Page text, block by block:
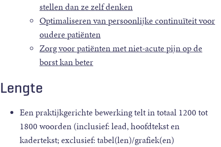
stellen dan ze zelf denken
Optimaliseren van persoonlijke continuïteit voor
oudere patiënten
Zorg voor patiënten met niet-acute pijn op de
borst kan beter
Lengte
Een praktijkgerichte bewerking telt in totaal 1200 tot
1800 woorden (inclusief: lead, hoofdtekst en
kadertekst; exclusief: tabel(len)/grafiek(en)